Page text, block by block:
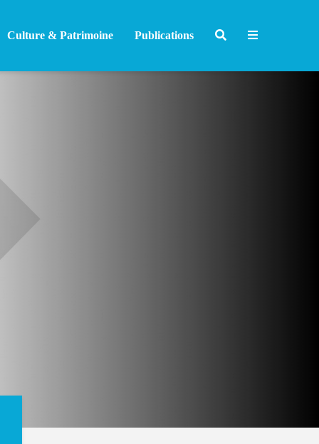
Culture & Patrimoine Publications